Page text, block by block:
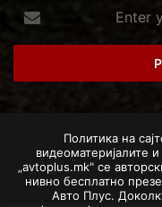
your
Email
Политика на
видеоматеријалите
„avtoplus.mk" се
нивно бесплатно
Авто Плус.